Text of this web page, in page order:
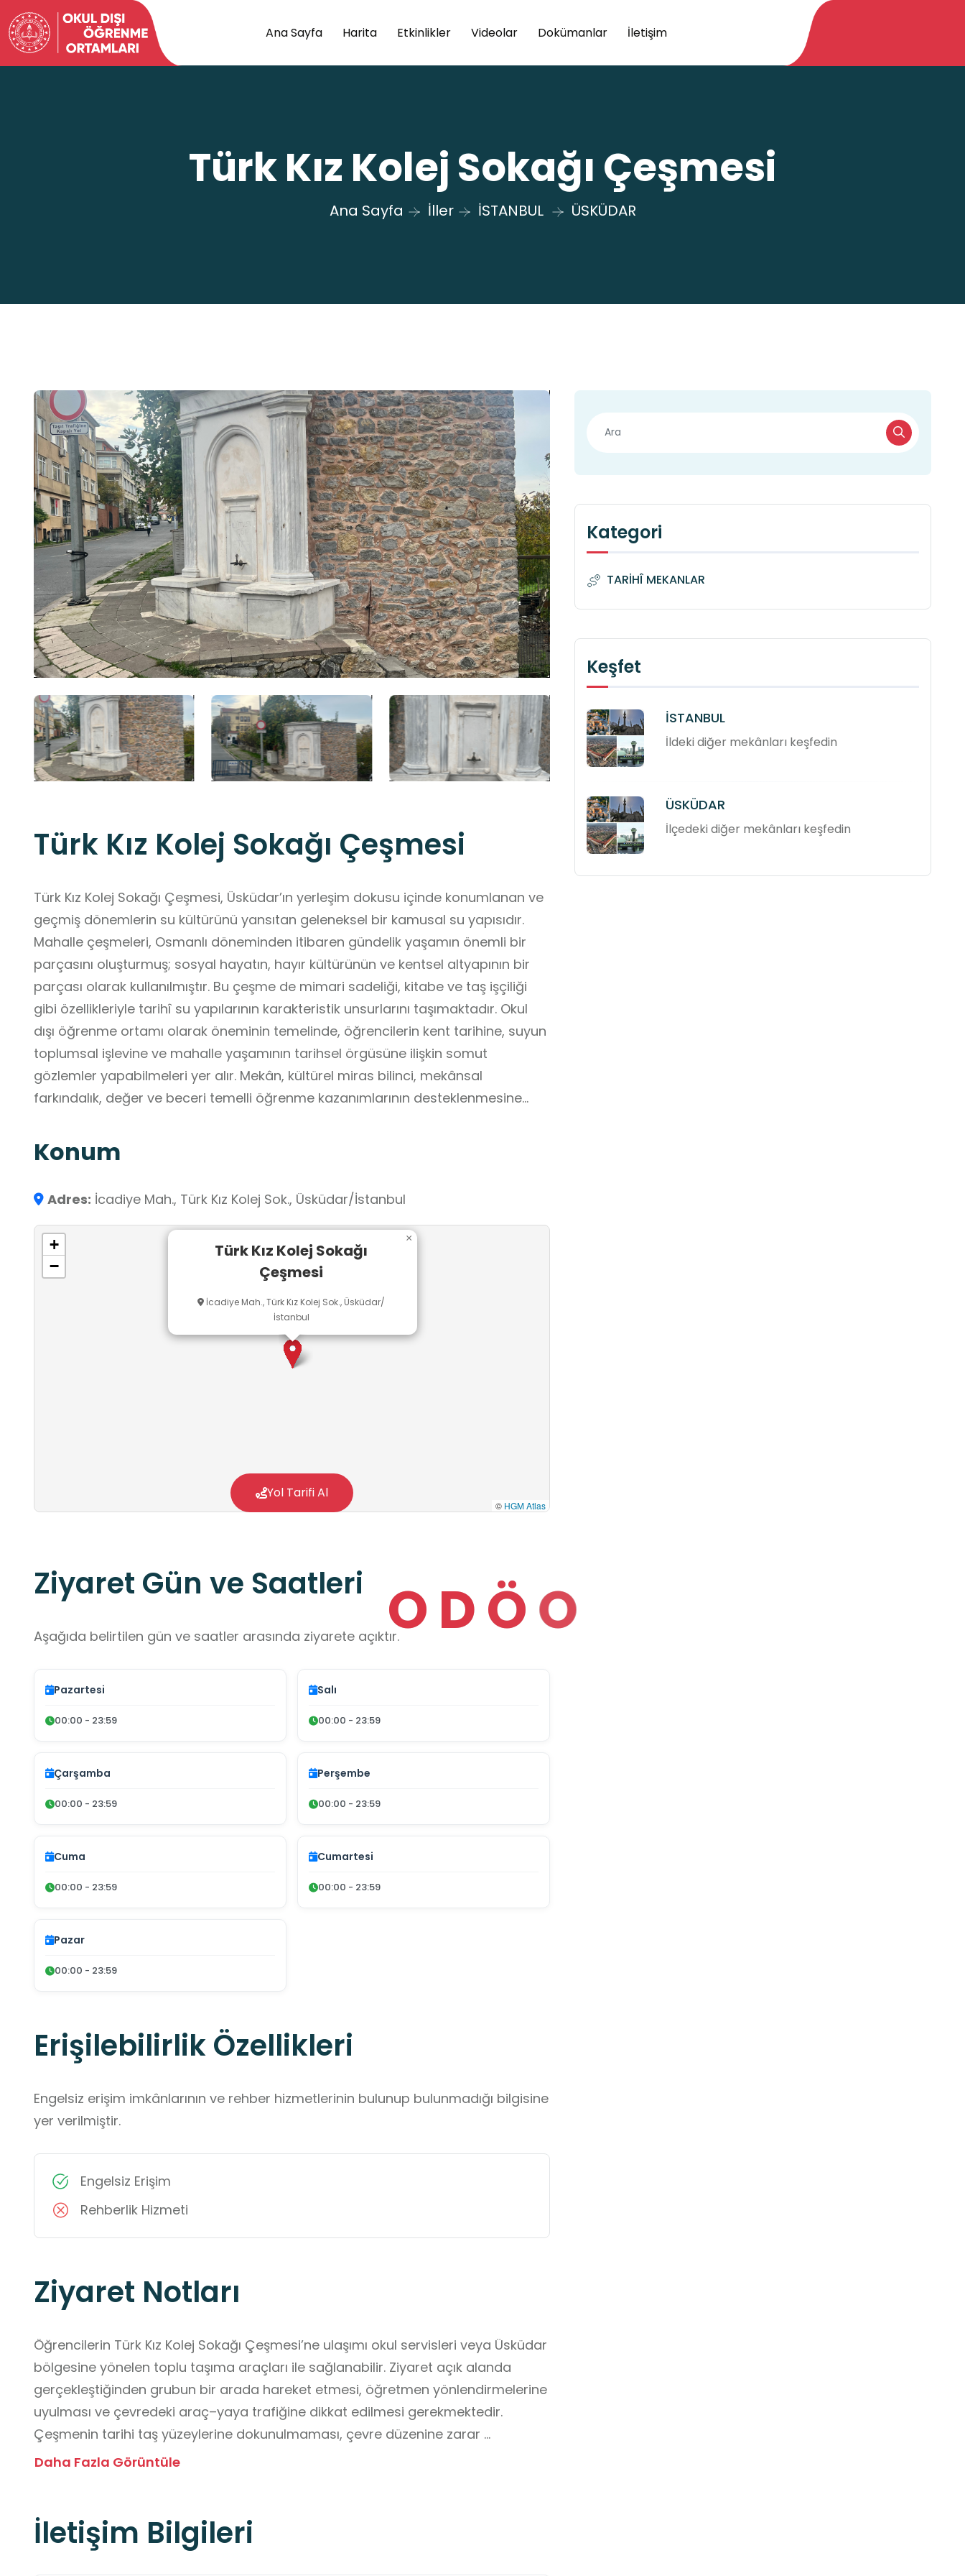
Ana Sayfa Harita Etkinlikler Videolar Dokümanlar İletişim
O DÖO
Türk Kız Kolej Sokağı Çeşmesi
Ana Sayfa İller İSTANBUL ÜSKÜDAR
Türk Kız Kolej Sokağı Çeşmesi
Türk Kız Kolej Sokağı Çeşmesi, Üsküdar’ın yerleşim dokusu içinde konumlanan ve
geçmiş dönemlerin su kültürünü yansıtan geleneksel bir kamusal su yapısıdır.
Mahalle çeşmeleri, Osmanlı döneminden itibaren gündelik yaşamın önemli bir
parçasını oluşturmuş; sosyal hayatın, hayır kültürünün ve kentsel altyapının bir
parçası olarak kullanılmıştır. Bu çeşme de mimari sadeliği, kitabe ve taş işçiliği
gibi özellikleriyle tarihî su yapılarının karakteristik unsurlarını taşımaktadır. Okul
dışı öğrenme ortamı olarak öneminin temelinde, öğrencilerin kent tarihine, suyun
toplumsal işlevine ve mahalle yaşamının tarihsel örgüsüne ilişkin somut
gözlemler yapabilmeleri yer alır. Mekân, kültürel miras bilinci, mekânsal
farkındalık, değer ve beceri temelli öğrenme kazanımlarının desteklenmesine
Konum
Adres: İcadiye Mah., Türk Kız Kolej Sok., Üsküdar/İstanbul
Türk Kız Kolej Sokağı
Çeşmesi
İcadiye Mah., Türk Kız Kolej Sok., Üsküdar/
İstanbul
×
+
−
© HGM Atlas
Yol Tarifi Al
Ziyaret Gün ve Saatleri
Aşağıda belirtilen gün ve saatler arasında ziyarete açıktır.
Pazartesi
00:00 - 23:59
Salı
00:00 - 23:59
Çarşamba
00:00 - 23:59
Perşembe
00:00 - 23:59
Cuma
00:00 - 23:59
Cumartesi
00:00 - 23:59
Pazar
00:00 - 23:59
Erişilebilirlik Özellikleri
Engelsiz erişim imkânlarının ve rehber hizmetlerinin bulunup bulunmadığı bilgisine
yer verilmiştir.
Engelsiz Erişim
Rehberlik Hizmeti
Ziyaret Notları
Öğrencilerin Türk Kız Kolej Sokağı Çeşmesi’ne ulaşımı okul servisleri veya Üsküdar
bölgesine yönelen toplu taşıma araçları ile sağlanabilir. Ziyaret açık alanda
gerçekleştiğinden grubun bir arada hareket etmesi, öğretmen yönlendirmelerine
uyulması ve çevredeki araç–yaya trafiğine dikkat edilmesi gerekmektedir.
Çeşmenin tarihi taş yüzeylerine dokunulmaması, çevre düzenine zarar
verilmemesi ve alanın kültürel niteliğine uygun biçimde sakin ve düzenli
gerekli materyalleri yanlarında bulundurmaları ziyaretin düzenli ve güvenli bir
şekilde gerçekleşmesine katkı sağlayacaktır. Açık alanda olması sebebiyle
Daha Fazla Görüntüle
İletişim Bilgileri
Kategori
TARİHÎ MEKANLAR
Keşfet
İSTANBUL
İldeki diğer mekânları keşfedin
ÜSKÜDAR
İlçedeki diğer mekânları keşfedin